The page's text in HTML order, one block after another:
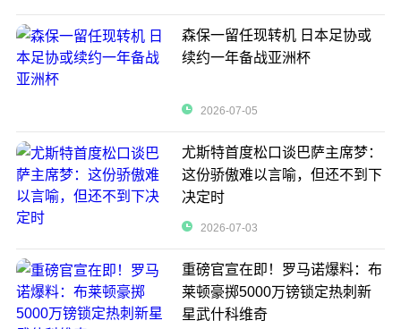
森保一留任现转机 日本足协或
续约一年备战亚洲杯
2026-07-05
尤斯特首度松口谈巴萨主席梦：
这份骄傲难以言喻，但还不到下
决定时
2026-07-03
重磅官宣在即！罗马诺爆料：布
莱顿豪掷5000万镑锁定热刺新
星武什科维奇